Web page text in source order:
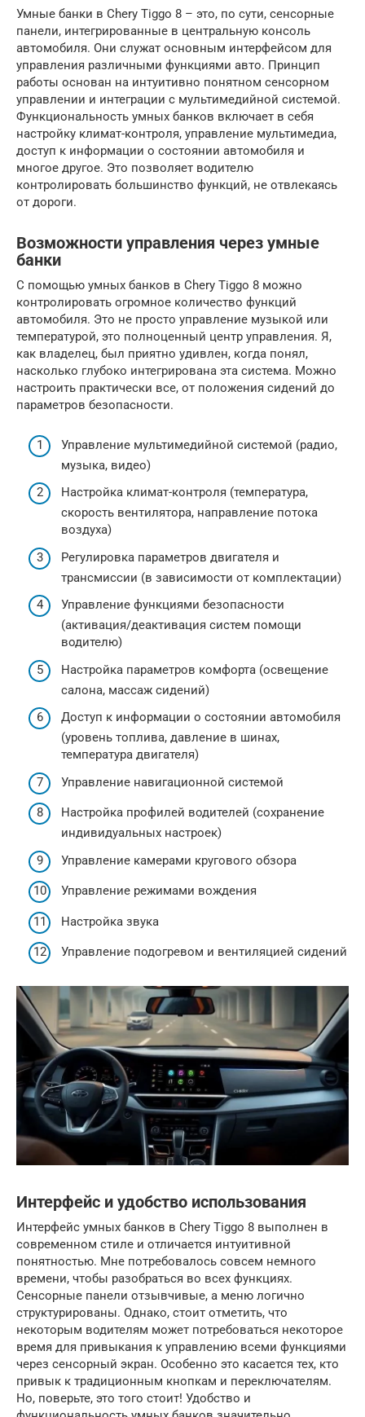
Умные банки в Chery Tiggo 8 – это, по сути, сенсорные
панели, интегрированные в центральную консоль
автомобиля. Они служат основным интерфейсом для
управления различными функциями авто. Принцип
работы основан на интуитивно понятном сенсорном
управлении и интеграции с мультимедийной системой.
Функциональность умных банков включает в себя
настройку климат-контроля, управление мультимедиа,
доступ к информации о состоянии автомобиля и
многое другое. Это позволяет водителю
контролировать большинство функций, не отвлекаясь
от дороги.
Возможности управления через умные
банки
С помощью умных банков в Chery Tiggo 8 можно
контролировать огромное количество функций
автомобиля. Это не просто управление музыкой или
температурой, это полноценный центр управления. Я,
как владелец, был приятно удивлен, когда понял,
насколько глубоко интегрирована эта система. Можно
настроить практически все, от положения сидений до
параметров безопасности.
Управление мультимедийной системой (радио,
музыка, видео)
Настройка климат-контроля (температура,
скорость вентилятора, направление потока
воздуха)
Регулировка параметров двигателя и
трансмиссии (в зависимости от комплектации)
Управление функциями безопасности
(активация/деактивация систем помощи
водителю)
Настройка параметров комфорта (освещение
салона, массаж сидений)
Доступ к информации о состоянии автомобиля
(уровень топлива, давление в шинах,
температура двигателя)
Управление навигационной системой
Настройка профилей водителей (сохранение
индивидуальных настроек)
Управление камерами кругового обзора
Управление режимами вождения
Настройка звука
Управление подогревом и вентиляцией сидений
Интерфейс и удобство использования
Интерфейс умных банков в Chery Tiggo 8 выполнен в
современном стиле и отличается интуитивной
понятностью. Мне потребовалось совсем немного
времени, чтобы разобраться во всех функциях.
Сенсорные панели отзывчивые, а меню логично
структурированы. Однако, стоит отметить, что
некоторым водителям может потребоваться некоторое
время для привыкания к управлению всеми функциями
через сенсорный экран. Особенно это касается тех, кто
привык к традиционным кнопкам и переключателям.
Но, поверьте, это того стоит! Удобство и